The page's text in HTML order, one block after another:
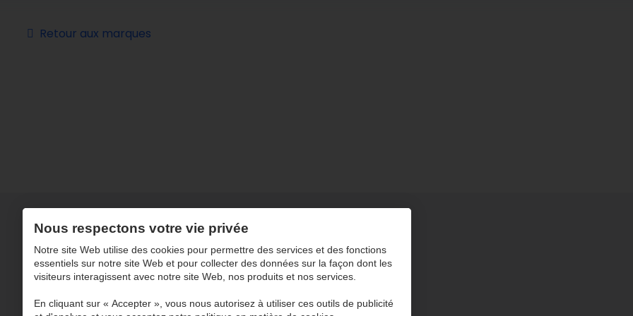
Retour aux marques
Nous respectons votre vie privée
Notre site Web utilise des cookies pour permettre des services et des fonctions
essentiels sur notre site Web et pour collecter des données sur la façon dont les
visiteurs interagissent avec notre site Web, nos produits et nos services.
En cliquant sur « Accepter », vous nous autorisez à utiliser ces outils de publicité